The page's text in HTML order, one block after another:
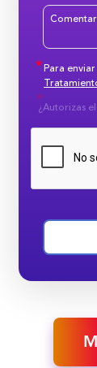
Para
¿Autorizas